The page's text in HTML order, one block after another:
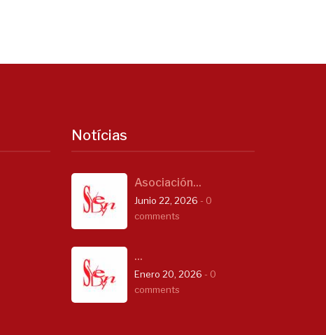
Notícias
Asociación...
Junio 22, 2026 - 0
comments
...
Enero 20, 2026 - 0
comments